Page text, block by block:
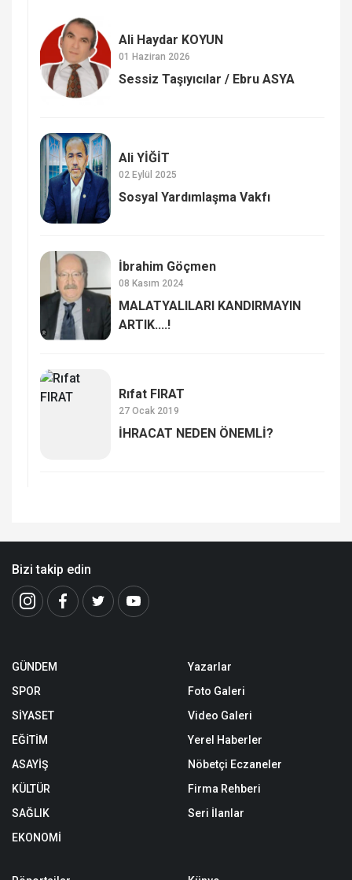
Ali Haydar KOYUN
01 Haziran 2026
Sessiz Taşıyıcılar / Ebru ASYA
Ali YİĞİT
02 Eylül 2025
Sosyal Yardımlaşma Vakfı
İbrahim Göçmen
08 Kasım 2024
MALATYALILARI KANDIRMAYIN
ARTIK....!
Rıfat FIRAT
27 Ocak 2019
İHRACAT NEDEN ÖNEMLİ?
Bizi takip edin
GÜNDEM
SPOR
SİYASET
EĞİTİM
ASAYİŞ
KÜLTÜR
SAĞLIK
EKONOMİ
Yazarlar
Foto Galeri
Video Galeri
Yerel Haberler
Nöbetçi Eczaneler
Firma Rehberi
Seri İlanlar